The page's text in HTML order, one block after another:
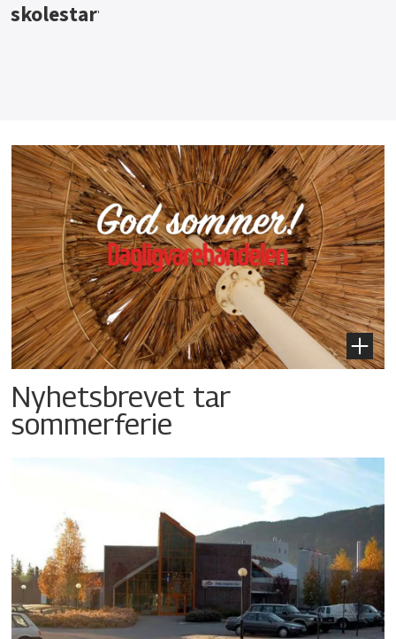
Nyhetsbrevet tar
sommerferie